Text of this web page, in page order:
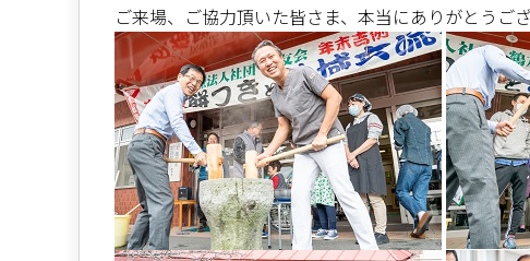
ご来場、ご協力頂いた皆さま、本当にありがとうご